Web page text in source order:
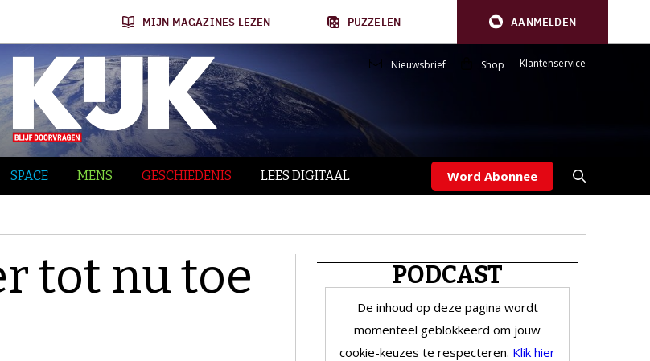
MIJN MAGAZINES LEZEN PUZZELEN AANMELDEN
Nieuwsbrief Shop Klantenservice
SPACE MENS GESCHIEDENIS LEES DIGITAAL Word Abonnee
tot nu toe PODCAST
De inhoud op deze pagina wordt
momenteel geblokkeerd om jouw
cookie-keuzes te respecteren. Klik hier